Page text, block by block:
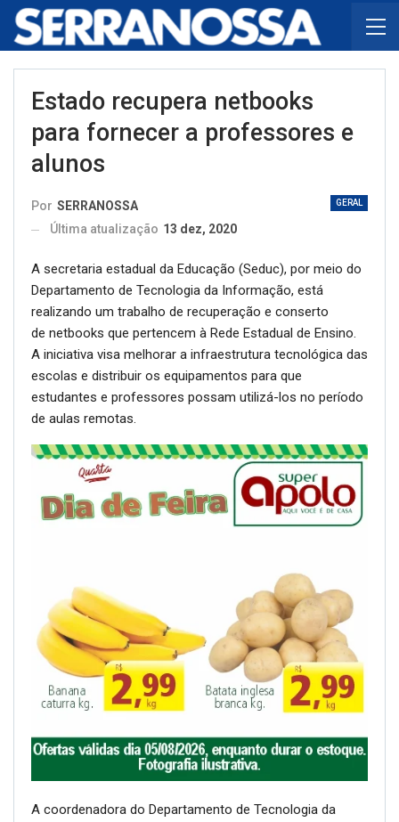
Estado recupera netbooks
para fornecer a professores e
alunos
GERAL
Por SERRANOSSA
Última atualização 13 dez, 2020
A secretaria estadual da Educação (Seduc), por meio do
Departamento de Tecnologia da Informação, está
realizando um trabalho de recuperação e conserto
de netbooks que pertencem à Rede Estadual de Ensino.
A iniciativa visa melhorar a infraestrutura tecnológica das
escolas e distribuir os equipamentos para que
estudantes e professores possam utilizá-los no período
de aulas remotas.
A coordenadora do Departamento de Tecnologia da